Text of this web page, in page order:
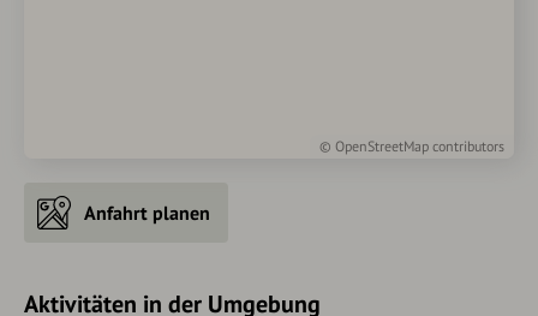
© OpenStreetMap contributors
Anfahrt planen
Aktivitäten in der Umgebung